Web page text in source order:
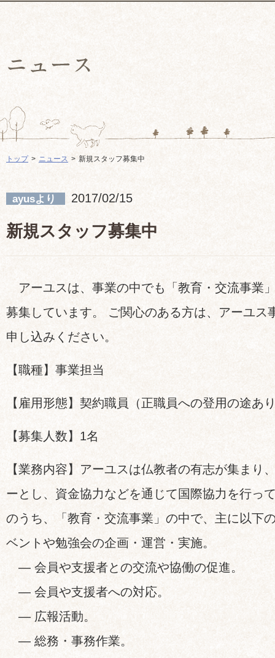
トップ ニュース 新規スタッフ募集中
ayusより 2017/02/15
新規スタッフ募集中
アーユスは、事業の中でも「教育・交流事業
募集しています。 ご関心のある方は、アーユス
申し込みください。
【職種】事業担当
【雇用形態】契約職員（正職員への登用の途あ
【募集人数】1名
【業務内容】アーユスは仏教者の有志が集まり
ーとし、資金協力などを通じて国際協力を行っ
のうち、「教育・交流事業」の中で、主に以
ベントや勉強会の企画・運営・実施。
— 会員や支援者との交流や協働の促進。
— 会員や支援者への対応。
— 広報活動。
— 総務・事務作業。